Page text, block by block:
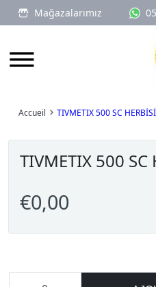
Mağazalarımız
Accueil TIVMETIX 500 SC
TIVMETIX 500 SC
€0,00